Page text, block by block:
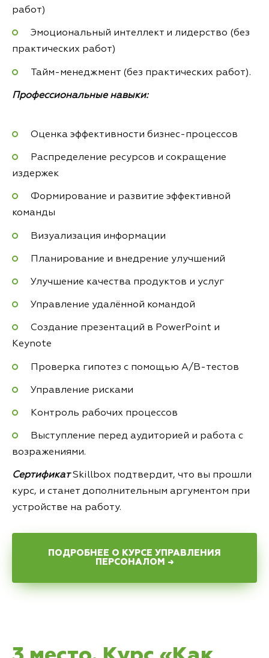
работ)
Эмоциональный интеллект и лидерство (без
практических работ)
Тайм-менеджмент (без практических работ).
Профессиональные навыки:
Оценка эффективности бизнес-процессов
Распределение ресурсов и сокращение
издержек
Формирование и развитие эффективной
команды
Визуализация информации
Планирование и внедрение улучшений
Улучшение качества продуктов и услуг
Управление удалённой командой
Создание презентаций в PowerPoint и
Keynote
Проверка гипотез с помощью A/B-тестов
Управление рисками
Контроль рабочих процессов
Выступление перед аудиторией и работа с
возражениями.
СертификатSkillbox подтвердит, что вы прошли
курс, и станет дополнительным аргументом при
устройстве на работу.
ПОДРОБНЕЕ О КУРСЕ УПРАВЛЕНИЯ
ПЕРСОНАЛОМ →